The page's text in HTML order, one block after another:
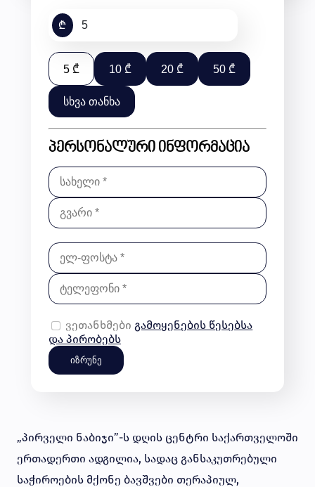
₾
5 ₾ 10 ₾ 20 ₾ 50 ₾
სხვა თანხა
პერსონალური ინფორმაცია
ვეთანხმებიგამოყენების წესებსა
და პირობებს
იზრუნე
„პირველი ნაბიჯი”-ს დღის ცენტრი საქართველოში
ერთადერთი ადგილია, სადაც განსაკუთრებული
საჭიროების მქონე ბავშვები თერაპიულ,